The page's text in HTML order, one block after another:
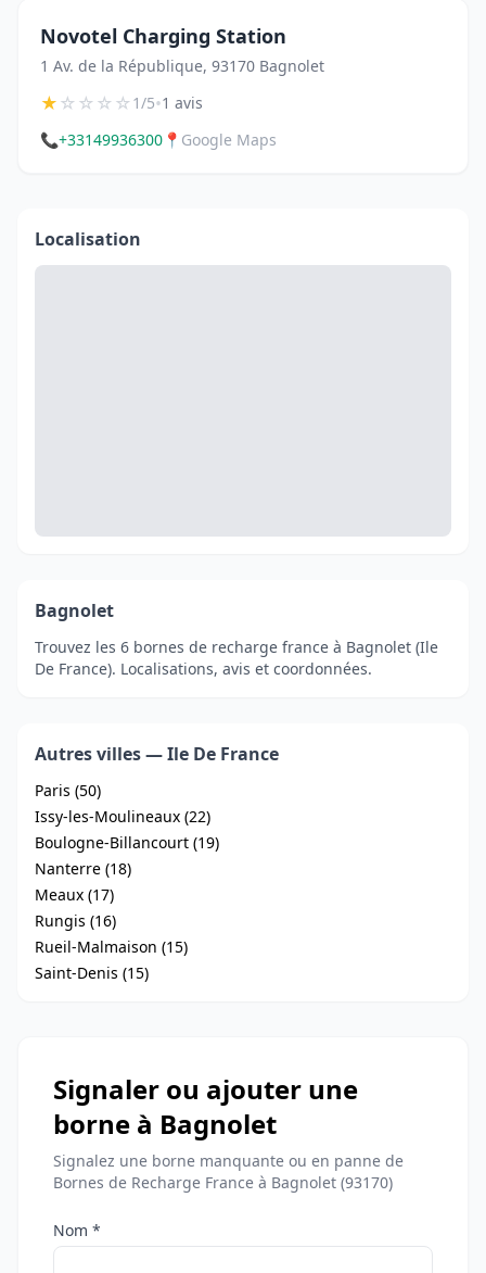
Novotel Charging Station
1 Av. de la République, 93170 Bagnolet
★☆☆☆☆1/5•1 avis
📞+33149936300 📍 Google Maps
Localisation
Bagnolet
Trouvez les 6 bornes de recharge france à Bagnolet (Ile
De France). Localisations, avis et coordonnées.
Autres villes — Ile De France
Paris (50)
Issy-les-Moulineaux (22)
Boulogne-Billancourt (19)
Nanterre (18)
Meaux (17)
Rungis (16)
Rueil-Malmaison (15)
Saint-Denis (15)
Signaler ou ajouter une
borne à Bagnolet
Signalez une borne manquante ou en panne de
Bornes de Recharge France à Bagnolet (93170)
Nom *